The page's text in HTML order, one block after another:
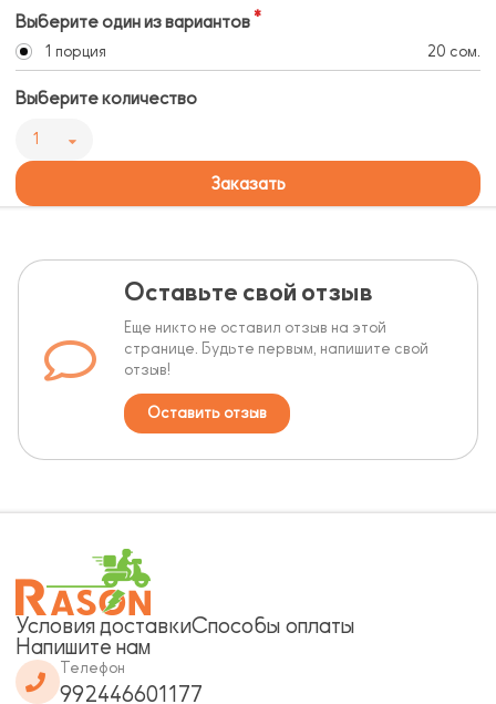
Выберите один из вариантов
1 порция 20 сом.
Выберите количество
1
Заказать
Оставьте свой отзыв
Еще никто не оставил отзыв на этой
странице. Будьте первым, напишите свой
отзыв!
Оставить отзыв
Условия доставкиСпособы оплаты
Напишите нам
Телефон
992446601177